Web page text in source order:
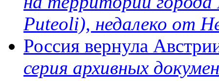
Puteoli), недалеко от
Россия вернула
серия архивных